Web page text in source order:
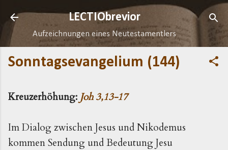
Direkt zum Hauptbereich
LECTIObrevior
Aufzeichnungen eines Neutestamentlers
Sonntagsevangelium (144)
Kreuzerhöhung: Joh 3,13-17
Im Dialog zwischen Jesus und Nikodemus
kommen Sendung und Bedeutung Jesu